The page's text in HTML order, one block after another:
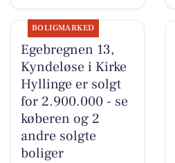
BOLIGMARKED
Egebregnen 13,
Kyndeløse i Kirke
Hyllinge er solgt
for 2.900.000 - se
køberen og 2
andre solgte
boliger